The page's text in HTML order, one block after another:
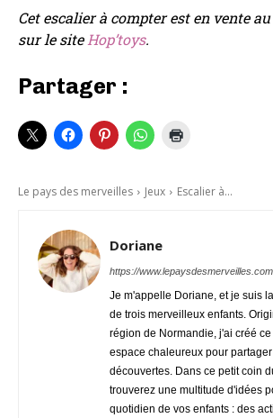
Cet escalier à compter est en vente
sur le site Hop’toys.
Partager :
Le pays des merveilles Jeux Escalier à...
Doriane
https://www.lepaysdesmerveilles.com
Je m'appelle Doriane, et je suis
de trois merveilleux enfants.
région de Normandie, j'ai créé
espace chaleureux pour
découvertes. Dans ce petit coin
trouverez une multitude d'idées
quotidien de vos enfants : des